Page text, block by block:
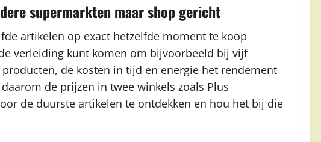
supermarkten maar shop gericht
artikelen op exact hetzelfde moment te koop
verleiding kunt komen om bijvoorbeeld bij vijf
de kosten in tijd en energie het rendement
de prijzen in twee winkels zoals Plus
de duurste artikelen te ontdekken en hou het bij die